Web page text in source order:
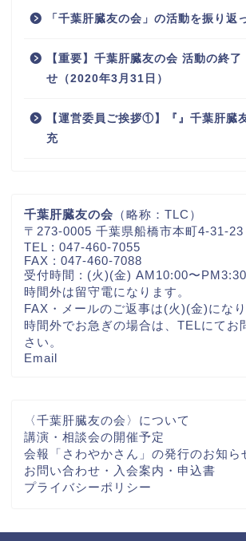
「千葉肝臓友の会」の活動を振り返
【重要】千葉肝臓友の会 活動の終
せ（2020年3月31日）
【運営委員ご挨拶①】『』千葉肝臓
充
千葉肝臓友の会 （略称：TLC）
〒273-0005 千葉県船橋市本町4-31-23
TEL : 047-460-7055
FAX : 047-460-7088
受付時間 : (火)(金) AM10:00〜PM3:30
時間外は留守電になります。
FAX・メールのご返事は(火)(金)になり
時間外でお急ぎの場合は、TELにてお
さい。
Email
〈千葉肝臓友の会〉について
講演・相談会の開催予定
会報「さわやかさん」の発行のお知ら
お問い合わせ・入会案内・申込書
プライバシーポリシー